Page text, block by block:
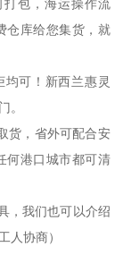
包，海运操作流
仓库给您集货，就
均可！新西兰惠灵
。
货，省外可配合安
何港口城市都可清
，我们也可以介绍
人协商）